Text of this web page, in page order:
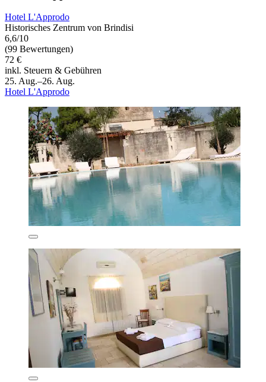
Hotel L'Approdo
Historisches Zentrum von Brindisi
6,6/10
(99 Bewertungen)
72 €
inkl. Steuern & Gebühren
25. Aug.–26. Aug.
Hotel L'Approdo